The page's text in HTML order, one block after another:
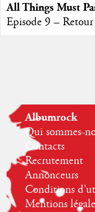
All Things Must
Episode 9 –
Albumrock
Qui sommes-
Contacts
Recrutement
Annonceurs
Conditions
Mentions